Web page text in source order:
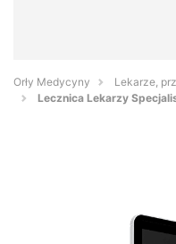
Orły Medycyny
Lekarze,
Lecznica Lekarzy